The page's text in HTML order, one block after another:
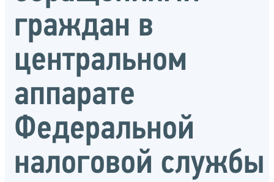
граждан в
центральном
аппарате
Федеральной
налоговой службы